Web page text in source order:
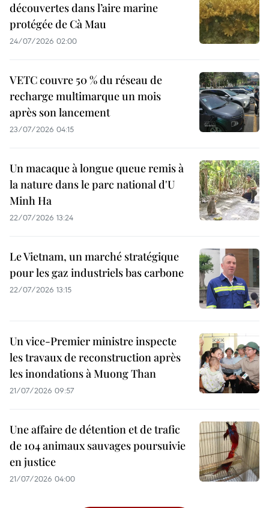
découvertes dans l’aire marine
protégée de Cà Mau
24/07/2026 02:00
VETC couvre 50 % du réseau de
recharge multimarque un mois
après son lancement
23/07/2026 04:15
Un macaque à longue queue remis à
la nature dans le parc national d'U
Minh Ha
22/07/2026 13:24
Le Vietnam, un marché stratégique
pour les gaz industriels bas carbone
22/07/2026 13:15
Un vice-Premier ministre inspecte
les travaux de reconstruction après
les inondations à Muong Than
21/07/2026 09:57
Une affaire de détention et de trafic
de 104 animaux sauvages poursuivie
en justice
21/07/2026 04:00